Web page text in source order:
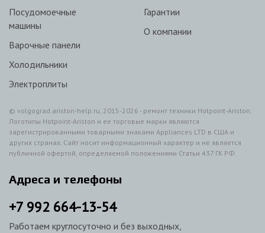
Посудомоечные
машины
Варочные панели
Холодильники
Электроплиты
Гарантии
О компании
© volgograd.ariston-help.ru, 2015-2026 - ремонт техники Hotpoint-Ariston.
Логотипы Hotpoint-Ariston и ее торговые марки являются
зарегистрированными товарными знаками Appliances LTD в США и
других странах. Сайт носит информационный характер и не является
публичной офертой, определяемой положениями Статьи 437 ГК РФ.
Адреса и телефоны
+7 992 664-13-54
Работаем круглосуточно и без выходных,